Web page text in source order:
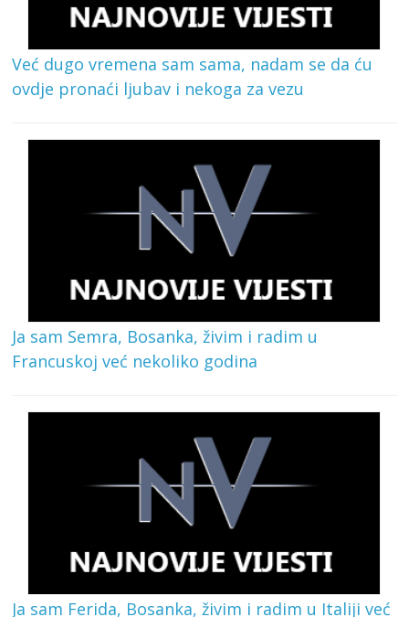
Već dugo vremena sam sama, nadam se da ću
ovdje pronaći ljubav i nekoga za vezu
Ja sam Semra, Bosanka, živim i radim u
Francuskoj već nekoliko godina
Ja sam Ferida, Bosanka, živim i radim u Italiji već